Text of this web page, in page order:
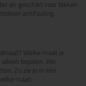
en geschikt voor lakken
antifouling.
Welke maat je
bepalen. We
Zo zie je in één
maat: